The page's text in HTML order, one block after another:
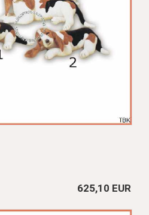
625,10 EUR